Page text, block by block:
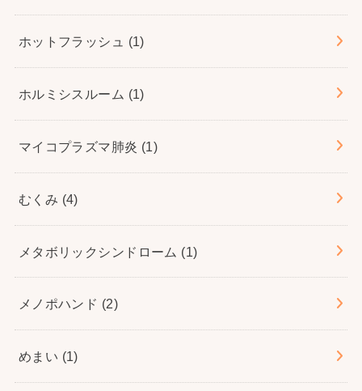
ホットフラッシュ (1)
ホルミシスルーム (1)
マイコプラズマ肺炎 (1)
むくみ (4)
メタボリックシンドローム (1)
メノポハンド (2)
めまい (1)